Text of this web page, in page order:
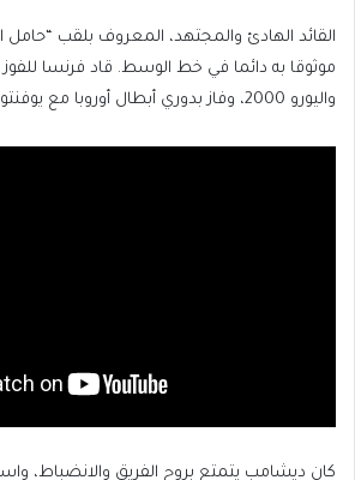
القائد الهادئ والمجتهد، المعروف بلقب “حامل
واليورو 2000، وفاز بدوري أبطال أوروبا مع يوفنتوس ومارسيليا.
كان ديشامب يتمتع بروح الفريق والانضباط،